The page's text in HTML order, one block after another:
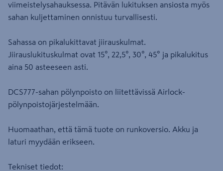
viimeistelysahauksessa. Pitävän lukituksen ansiosta myös
sahan kuljettaminen onnistuu turvallisesti.
Sahassa on pikalukittavat jiirauskulmat.
Jiirauslukituskulmat ovat 15°, 22,5°, 30°, 45° ja pikalukitus
aina 50 asteeseen asti.
DCS777-sahan pölynpoisto on liitettävissä Airlock-
pölynpoistojärjestelmään.
Huomaathan, että tämä tuote on runkoversio. Akku ja
laturi myydään erikseen.
Tekniset tiedot: